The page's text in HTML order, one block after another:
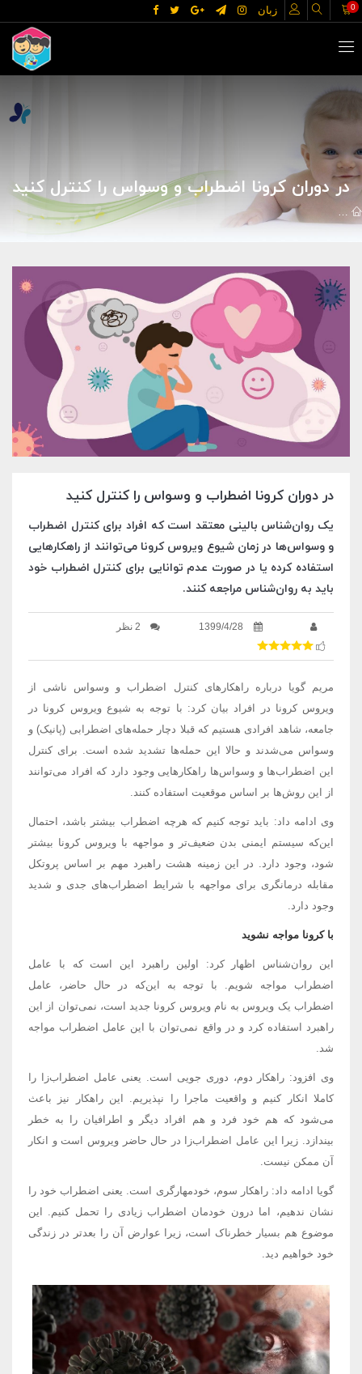
زبان 0
در دوران کرونا اضطراب و وسواس را کنترل کنید
سلامت و تغذیه در دوران کرونا اضطراب و وسواس را کنترل کنید
در دوران کرونا اضطراب و وسواس را کنترل کنید
یک روان‌شناس بالینی معتقد است که افراد برای کنترل اضطراب
و وسواس‌ها در زمان شیوع ویروس کرونا می‌توانند از راهکارهایی
استفاده کرده یا در صورت عدم توانایی برای کنترل اضطراب خود
باید به روان‌شناس مراجعه کنند.
1399/4/28 2 نظر
مریم گویا درباره راهکارهای کنترل اضطراب و وسواس ناشی از
ویروس کرونا در افراد بیان کرد: با توجه به شیوع ویروس کرونا در
جامعه، شاهد افرادی هستیم که قبلا دچار حمله‌های اضطرابی (پانیک) و
وسواس می‌شدند و حالا این حمله‌ها تشدید شده است. برای کنترل
این اضطراب‌ها و وسواس‌ها راهکارهایی وجود دارد که افراد می‌توانند
از این روش‌ها بر اساس موقعیت استفاده کنند.
وی ادامه داد: باید توجه کنیم که هرچه اضطراب بیشتر باشد، احتمال
این‌که سیستم ایمنی بدن ضعیف‌تر و مواجهه با ویروس کرونا بیشتر
شود، وجود دارد. در این زمینه هشت راهبرد مهم بر اساس پروتکل
مقابله درمانگری برای مواجهه با شرایط اضطراب‌های جدی و شدید
وجود دارد.
با کرونا مواجه نشوید
این روان‌شناس اظهار کرد: اولین راهبرد این است که با عامل
اضطراب مواجه شویم. با توجه به این‌که در حال حاضر، عامل
اضطراب یک ویروس به نام ویروس کرونا جدید است، نمی‌توان از این
راهبرد استفاده کرد و در واقع نمی‌توان با این عامل اضطراب مواجه
شد.
وی افزود: راهکار دوم، دوری جویی است. یعنی عامل اضطراب‌زا را
کاملا انکار کنیم و واقعیت ماجرا را نپذیریم. این راهکار نیز باعث
می‌شود که هم خود فرد و هم افراد دیگر و اطرافیان را به خطر
بیندازد. زیرا این عامل اضطراب‌زا در حال حاضر ویروس است و انکار
آن ممکن نیست.
گویا ادامه داد: راهکار سوم، خودمهارگری است. یعنی اضطراب خود را
نشان ندهیم، اما درون خودمان اضطراب زیادی را تحمل کنیم. این
موضوع هم بسیار خطرناک است، زیرا عوارض آن را بعدتر در زندگی
خود خواهیم دید.